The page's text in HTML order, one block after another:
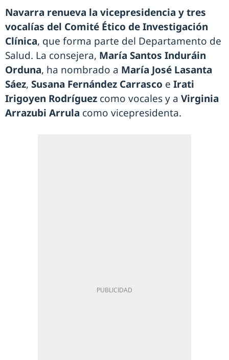
Navarra renueva la vicepresidencia y tres
vocalías del Comité Ético de Investigación
Clínica, que forma parte del Departamento de
Salud. La consejera, María Santos Induráin
Orduna, ha nombrado a María José Lasanta
Sáez, Susana Fernández Carrasco e Irati
Irigoyen Rodríguez como vocales y a Virginia
Arrazubi Arrula como vicepresidenta.